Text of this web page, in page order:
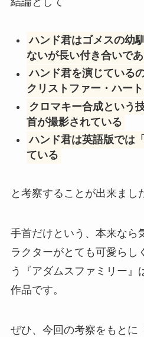
ハンド君はゴメスの幼
ないが長い付き合いで
ハンド君を演じている
クリストファー・ハー
クロマキー合成という
首が撮影されている
ハンド君は英語版では
ている
と考察することが出来まし
手首だけという、本来なら
ラクターがとても可愛らし
う『アダムスファミリー』
作品です。
ぜひ、今回の考察をもとに